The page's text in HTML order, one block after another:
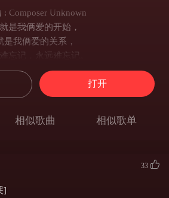
: Composer Unknown
是我俩爱的开始，
是我俩爱的关系，
忘记，永远难忘记。
我和你像鸟比翼，
远永远偎依在一起，
我，别睹气别睹气，
这就是我俩爱开始，
爱人请把头儿再抬起，
打开
相似歌曲 相似歌单
33
]